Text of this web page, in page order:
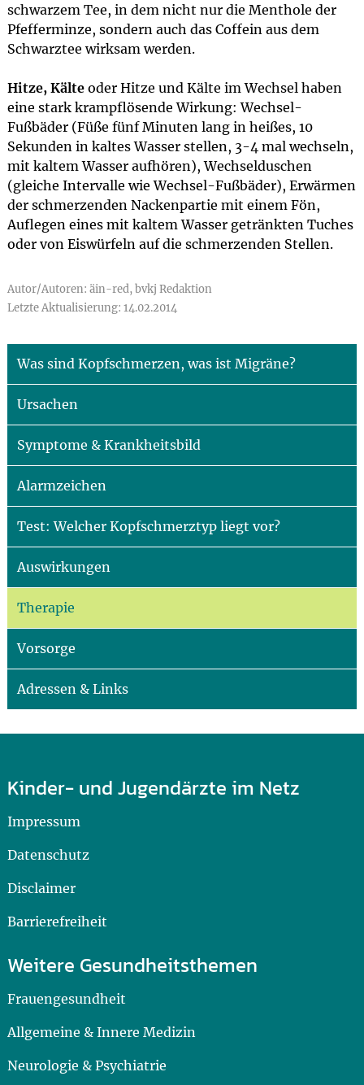
schwarzem Tee, in dem nicht nur die Menthole der
Pfefferminze, sondern auch das Coffein aus dem
Schwarztee wirksam werden.
Hitze, Kälteoder Hitze und Kälte im Wechsel haben
eine stark krampflösende Wirkung: Wechsel-
Fußbäder (Füße fünf Minuten lang in heißes, 10
Sekunden in kaltes Wasser stellen, 3-4 mal wechseln,
mit kaltem Wasser aufhören), Wechselduschen
(gleiche Intervalle wie Wechsel-Fußbäder), Erwärmen
der schmerzenden Nackenpartie mit einem Fön,
Auflegen eines mit kaltem Wasser getränkten Tuches
oder von Eiswürfeln auf die schmerzenden Stellen.
Autor/Autoren: äin-red, bvkj Redaktion
Letzte Aktualisierung: 14.02.2014
Was sind Kopfschmerzen, was ist Migräne?
Ursachen
Symptome & Krankheitsbild
Alarmzeichen
Test: Welcher Kopfschmerztyp liegt vor?
Auswirkungen
Therapie
Vorsorge
Adressen & Links
Kinder- und Jugendärzte im Netz
Impressum
Datenschutz
Disclaimer
Barrierefreiheit
Weitere Gesundheitsthemen
Frauengesundheit
Allgemeine & Innere Medizin
Neurologie & Psychiatrie